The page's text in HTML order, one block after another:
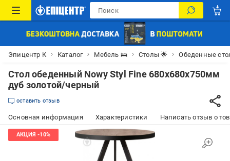
Эпицентр К Каталог Мебель 🛌 Столы 🌟 Обеденные
Стол обеденный Nowy Styl Fine 680x680x750мм
дуб золотой/черный
оставить отзыв
Основная информация Характеристики Написать отзыв о